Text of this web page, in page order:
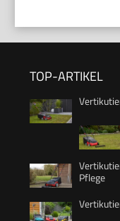
TOP-ARTIKEL
Pflege